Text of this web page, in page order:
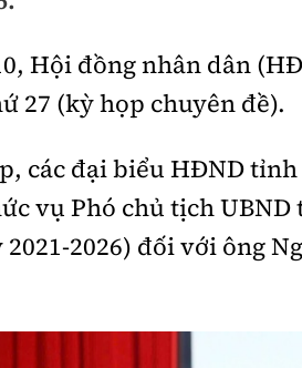
Mời
Lái xe an toàn
Gương sáng giao thông
xem thêm
Hội đồng nhân dân
27 (kỳ họp chuyên đề).
các đại biểu HĐND
vụ Phó chủ tịch
2026) đối với ông